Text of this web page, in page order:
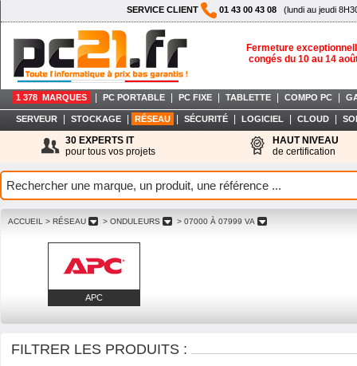
SERVICE CLIENT 01 43 00 43 08 (lundi au jeudi
Fermeture
congés du 10 au 14
1 378 MARQUES PC PORTABLE PC FIXE TABLETTE COMPO PC
SERVEUR STOCKAGE RÉSEAU SÉCURITÉ LOGICIEL CLOUD
30 EXPERTS IT
pour tous vos projets
HAUT NIVEAU
de certification
ACCUEIL > RÉSEAU > ONDULEURS > 07000 À 07999 VA
APC
FILTRER LES PRODUITS :